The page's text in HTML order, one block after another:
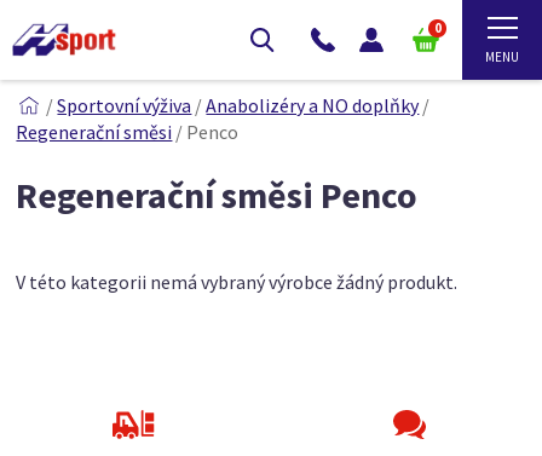
0
/Sportovní výživa /Anabolizéry a NO doplňky/
Regenerační směsi / Penco
Regenerační směsi Penco
V této kategorii nemá vybraný výrobce žádný produkt.